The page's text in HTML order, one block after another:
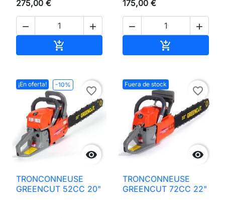
275,00 €
 

175,00 €
 

¡En oferta! -10%

favorite_border
TRONCONNEUSE
GREENCUT 52CC 20"
Fuera de stock

favorite_border
TRONCONNEUSE
GREENCUT 72CC 22"